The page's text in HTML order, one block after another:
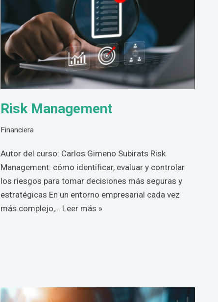
Risk Management
Financiera
Autor del curso: Carlos Gimeno Subirats Risk
Management: cómo identificar, evaluar y controlar
los riesgos para tomar decisiones más seguras y
estratégicas En un entorno empresarial cada vez
más complejo,… Leer más »